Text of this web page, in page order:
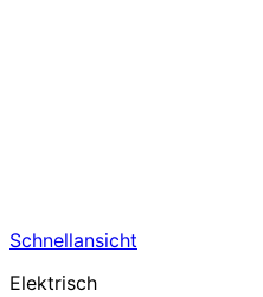
Schnellansicht
Elektrisch